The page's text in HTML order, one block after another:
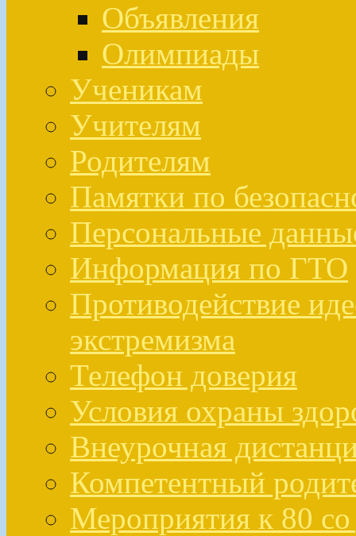
Объявления
Олимпиады
Ученикам
Учителям
Родителям
Памятки по
Персональные
Информация по ГТО
Противодействие
экстремизма
Телефон доверия
Условия охраны
Внеурочная
Компетентный
Мероприятия к 80